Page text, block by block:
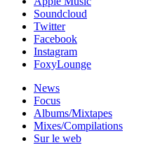
Soundcloud
Twitter
Facebook
Instagram
FoxyLounge
News
Focus
Albums/Mixtapes
Mixes/Compilations
Sur le web